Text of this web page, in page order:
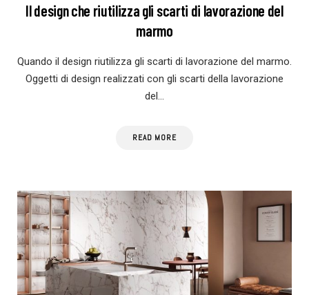
Il design che riutilizza gli scarti di lavorazione del
marmo
Quando il design riutilizza gli scarti di lavorazione del marmo.
Oggetti di design realizzati con gli scarti della lavorazione
del…
READ MORE